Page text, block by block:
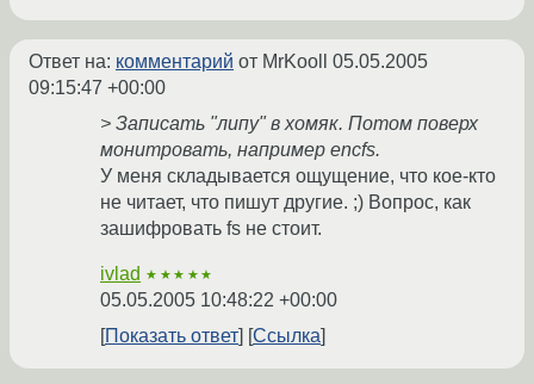
Ответ на: комментарий от MrKooll 05.05.2005
09:15:47 +00:00
> Записать "липу" в хомяк. Потом поверх
монитровать, например encfs.
У меня складывается ощущение, что кое-кто
не читает, что пишут другие. ;) Вопрос, как
зашифровать fs не стоит.
ivlad ★★★★★
05.05.2005 10:48:22 +00:00
Показать ответ
Ссылка